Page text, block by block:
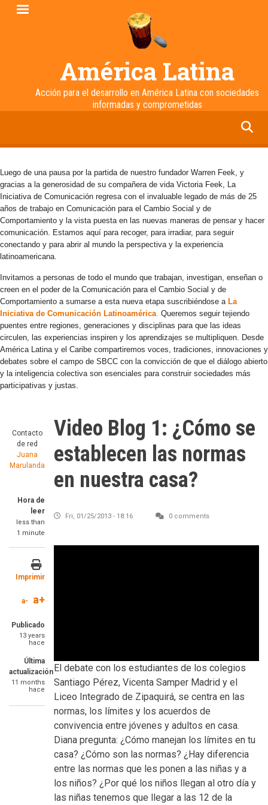
Pasar
América Latina
Acción para el desarrollo en América Latina con sociedades
informadas y comprometidas
Luego de una pausa por la partida de nuestro fundador Warren Feek, y
gracias a la generosidad de su compañera de vida Victoria Feek, La
Iniciativa de Comunicación regresa con el invaluable legado de más de 25
años de trabajo en Comunicación para el Cambio Social y de
Comportamiento y la vista puesta en las nuevas maneras de pensar y hacer
comunicación. Estamos aquí para recoger, para irradiar, para seguir
conectando y para abrir al mundo la perspectiva y la experiencia
latinoamericana.
Invitamos a personas de todo el mundo que trabajan, investigan, enseñan o
creen en el poder de la Comunicación para el Cambio Social y de
Comportamiento a sumarse a esta nueva etapa suscribiéndose a La
Iniciativa de Comunicación Latinoamérica. Queremos seguir tejiendo
puentes entre regiones, generaciones y disciplinas para que las ideas
circulen, las experiencias inspiren y los aprendizajes se multipliquen. Desde
América Latina y el Caribe compartiremos voces, tradiciones, innovaciones y
debates sobre el campo de SBCC con la convicción de que el diálogo abierto
y la inteligencia colectiva son esenciales para construir sociedades más
participativas y justas.
Contacto
de red
Juana
Marulanda
Hora de
leer
less than
1 minute
Imprimir
a- a+
Publicado
13 years
hace
Última
actualización
11 months
hace
Video Blog 1: ¿Cómo se
establecen las normas
en nuestra casa?
Fri, 01/25/2013 - 18:16 0 comments
El debate con los estudiantes de los colegios
Santiago Pérez, Vicenta Samper Madrid y el
Liceo Integrado de Zipaquirá, se centra en las
normas, los límites y los acuerdos de
convivencia entre jóvenes y adultos en casa.
Diana pregunta: ¿Cómo manejan los límites en tu
casa? ¿Cómo son las normas? ¿Hay diferencia
entre las normas que les ponen a las niñas y a
los niños? ¿Por qué los niños llegan al otro día y
las niñas tenemos que llegar a las 12 de la